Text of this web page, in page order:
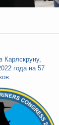
Карлскруну,
года на 57